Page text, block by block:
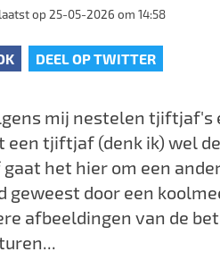
op 25-05-2026 om 14:58
DEEL OP TWITTER
mij nestelen
een tjiftjaf (denk ik) wel
het hier om een
geweest door een
afbeeldingen van de